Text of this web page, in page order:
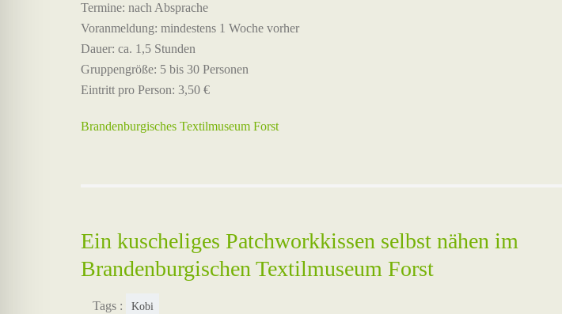
Termine: nach Absprache
Voranmeldung: mindestens 1 Woche vorher
Dauer: ca. 1,5 Stunden
Gruppengröße: 5 bis 30 Personen
Eintritt pro Person: 3,50 €
Brandenburgisches Textilmuseum Forst
Ein kuscheliges Patchworkkissen selbst nähen im
Brandenburgischen Textilmuseum Forst
Tags : Kobi